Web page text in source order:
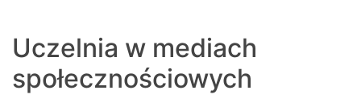
Uczelnia w mediach
społecznościowych